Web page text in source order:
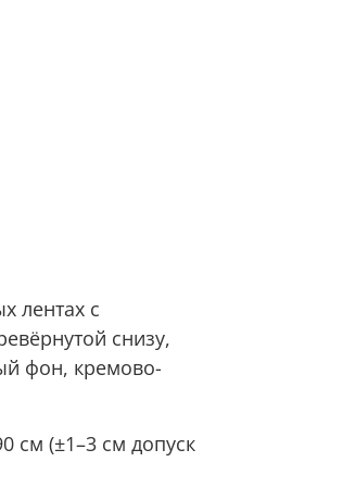
лентах с
снизу,
фон, кремово-
см (±1–3 см допуск